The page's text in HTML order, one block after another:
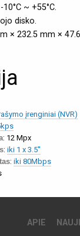
~ +55°C.
disko.
× 232.5 mm ×
įrenginiai (NVR)
: 12 Mpx
: iki 1 x 3.5''
: iki 80Mbps
APIE